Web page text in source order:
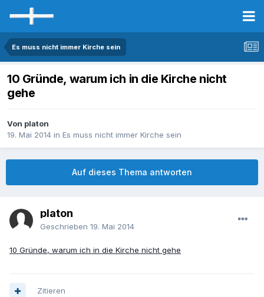
Es muss nicht immer Kirche sein
10 Gründe, warum ich in die Kirche nicht
gehe
Von platon
19. Mai 2014 in Es muss nicht immer Kirche sein
Auf dieses Thema antworten
platon
Geschrieben 19. Mai 2014
10 Gründe, warum ich in die Kirche nicht gehe
Zitieren